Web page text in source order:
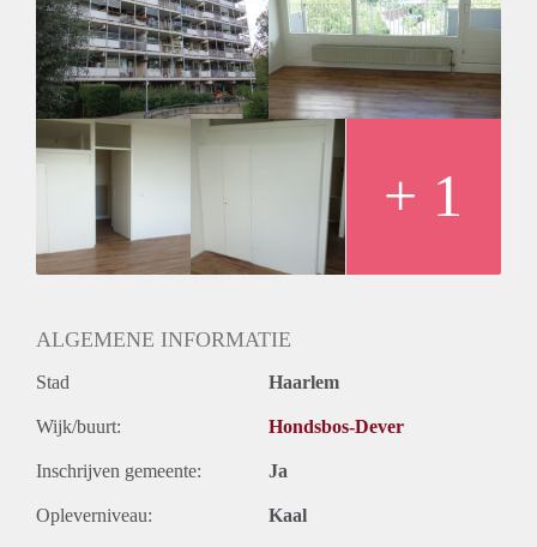
Inkomen eis
N.V.T.
Huurtermijn
Onbepaalde termijn
Oplevering
Kaal
+ 1
ALGEMENE INFORMATIE
Stad Haarlem
Wijk/buurt: Hondsbos-Dever
Inschrijven gemeente: Ja
Opleverniveau: Kaal